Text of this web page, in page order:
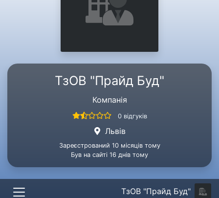
ТзОВ "Прайд Буд"
Компанія
0 відгуків
Львів
Зареєстрований 10 місяців тому
Був на сайті 16 днів тому
ТзОВ "Прайд Буд"